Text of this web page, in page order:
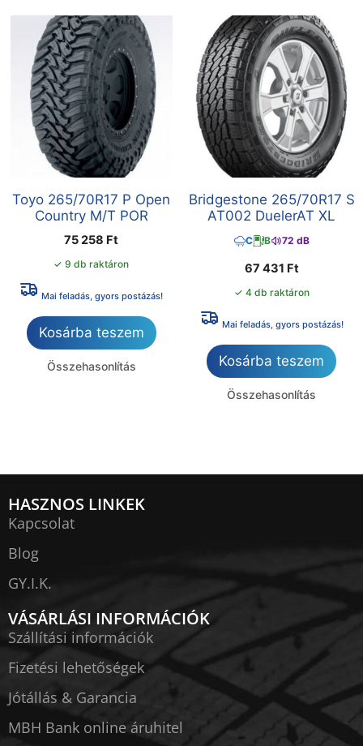
Toyo 265/70R17 P Open
Country M/T POR
75 258 Ft
✓ 9 db raktáron
Mai feladás, gyors postázás!
Kosárba teszem
Összehasonlítás
Bridgestone 265/70R17 S
AT002 DuelerAT XL
C B 72 dB
67 431 Ft
✓ 4 db raktáron
Mai feladás, gyors postázás!
Kosárba teszem
Összehasonlítás
HASZNOS LINKEK
Kapcsolat
Blog
GY.I.K.
VÁSÁRLÁSI INFORMÁCIÓK
Szállítási információk
Fizetési lehetőségek
Jótállás & Garancia
MBH Bank online áruhitel